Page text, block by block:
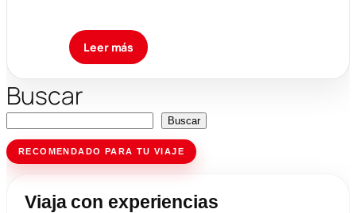
Leer más
Buscar
Buscar
RECOMENDADO PARA TU VIAJE
Viaja con experiencias